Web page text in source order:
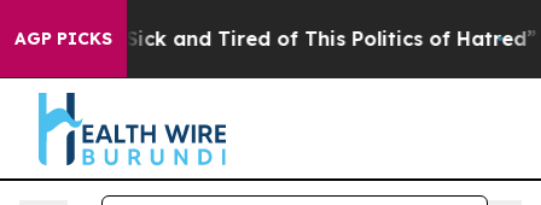
AGP PICKS
Are Sick and Tired of This Politics of Hatred” The